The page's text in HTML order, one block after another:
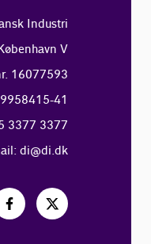
Industri
V
16077593
41
3377 3377
di@di.dk